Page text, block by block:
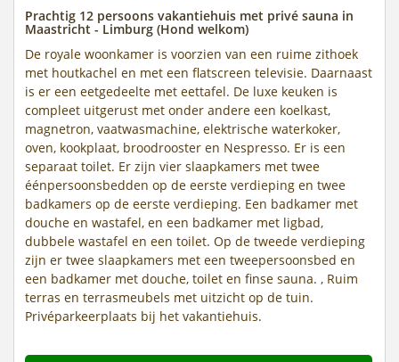
Prachtig 12 persoons vakantiehuis met privé sauna in
Maastricht - Limburg (Hond welkom)
De royale woonkamer is voorzien van een ruime zithoek
met houtkachel en met een flatscreen televisie. Daarnaast
is er een eetgedeelte met eettafel. De luxe keuken is
compleet uitgerust met onder andere een koelkast,
magnetron, vaatwasmachine, elektrische waterkoker,
oven, kookplaat, broodrooster en Nespresso. Er is een
separaat toilet. Er zijn vier slaapkamers met twee
éénpersoonsbedden op de eerste verdieping en twee
badkamers op de eerste verdieping. Een badkamer met
douche en wastafel, en een badkamer met ligbad,
dubbele wastafel en een toilet. Op de tweede verdieping
zijn er twee slaapkamers met een tweepersoonsbed en
een badkamer met douche, toilet en finse sauna. , Ruim
terras en terrasmeubels met uitzicht op de tuin.
Privéparkeerplaats bij het vakantiehuis.